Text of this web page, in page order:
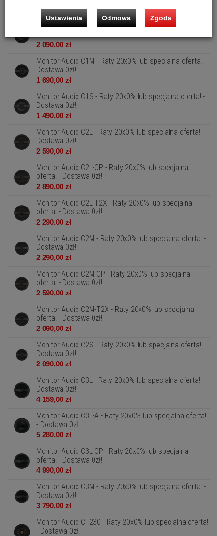
1 120,00 zł
Monitor Audio C1L - Raty 20x0% lub specjalna oferta! -
2 090,00 zł
Monitor Audio C1M - Raty 20x0% lub specjalna oferta! -
Dostawa 0zł!
1 690,00 zł
Monitor Audio C1S - Raty 20x0% lub specjalna oferta! -
Dostawa 0zł!
1 490,00 zł
Monitor Audio C2L - Raty 20x0% lub specjalna oferta! -
Dostawa 0zł!
2 590,00 zł
Monitor Audio C2L-CP - Raty 20x0% lub specjalna
oferta! - Dostawa 0zł!
2 890,00 zł
Monitor Audio C2L-T2X - Raty 20x0% lub specjalna
oferta! - Dostawa 0zł!
2 290,00 zł
Monitor Audio C2M - Raty 20x0% lub specjalna oferta! -
Dostawa 0zł!
2 290,00 zł
Monitor Audio C2M-CP - Raty 20x0% lub specjalna
oferta! - Dostawa 0zł!
2 590,00 zł
Monitor Audio C2M-T2X - Raty 20x0% lub specjalna
oferta! - Dostawa 0zł!
2 090,00 zł
Monitor Audio C2S - Raty 20x0% lub specjalna oferta! -
Dostawa 0zł!
2 090,00 zł
Monitor Audio C3L - Raty 20x0% lub specjalna oferta! -
Dostawa 0zł!
4 159,00 zł
Monitor Audio C3L-A - Raty 20x0% lub specjalna oferta!
- Dostawa 0zł!
5 280,00 zł
Monitor Audio C3L-CP - Raty 20x0% lub specjalna
oferta! - Dostawa 0zł!
4 990,00 zł
Monitor Audio C3M - Raty 20x0% lub specjalna oferta! -
Dostawa 0zł!
3 790,00 zł
Monitor Audio CF230 - Raty 20x0% lub specjalna oferta!
- Dostawa 0zł!
Ustawienia Odmowa Zgoda